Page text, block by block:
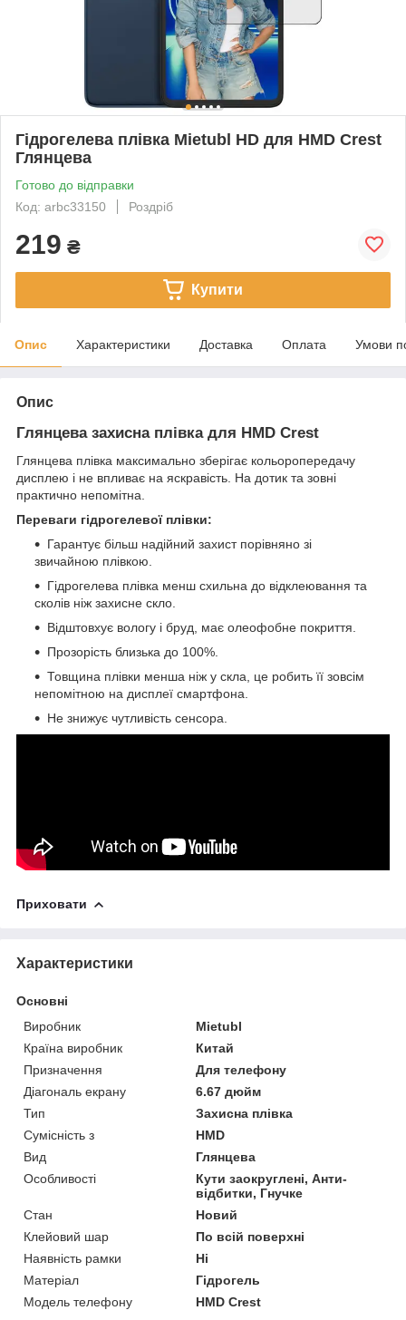
Гідрогелева плівка Mietubl HD для HMD Crest
Глянцева
Готово до відправки
Код: arbc33150
Роздріб
219 ₴
Купити
Опис Характеристики Доставка Оплата Умови
Опис
Глянцева захисна плівка для HMD Crest
Глянцева плівка максимально зберігає кольоропередачу
дисплею і не впливає на яскравість. На дотик та зовні
практично непомітна.
Переваги гідрогелевої плівки:
Гарантує більш надійний захист порівняно зі
звичайною плівкою.
Гідрогелева плівка менш схильна до відклеювання та
сколів ніж захисне скло.
Відштовхує вологу і бруд, має олеофобне покриття.
Прозорість близька до 100%.
Товщина плівки менша ніж у скла, це робить її зовсім
непомітною на дисплеї смартфона.
Не знижує чутливість сенсора.
Приховати
Характеристики
Основні
Виробник
Mietubl
Країна виробник
Китай
Призначення
Для телефону
Діагональ екрану
6.67 дюйм
Тип
Захисна плівка
Сумісність з
HMD
Вид
Глянцева
Особливості
Кути заокруглені, Анти-
відбитки, Гнучке
Стан
Новий
Клейовий шар
По всій поверхні
Наявність рамки
Ні
Матеріал
Гідрогель
Модель телефону
HMD Crest